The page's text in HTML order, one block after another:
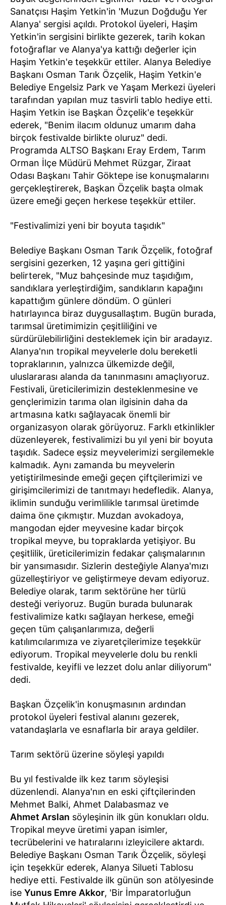
Sanatçısı Haşim Yetkin'in 'Muzun Doğduğu Yer
Alanya' sergisi açıldı. Protokol üyeleri, Haşim
Yetkin'in sergisini birlikte gezerek, tarih kokan
fotoğraflar ve Alanya'ya kattığı değerler için
Haşim Yetkin'e teşekkür ettiler. Alanya Belediye
Başkanı Osman Tarık Özçelik, Haşim Yetkin'e
Belediye Engelsiz Park ve Yaşam Merkezi üyeleri
tarafından yapılan muz tasvirli tablo hediye etti.
Haşim Yetkin ise Başkan Özçelik'e teşekkür
ederek, "Benim ilacım oldunuz umarım daha
birçok festivalde birlikte oluruz" dedi.
Programda ALTSO Başkanı Eray Erdem, Tarım
Orman İlçe Müdürü Mehmet Rüzgar, Ziraat
Odası Başkanı Tahir Göktepe ise konuşmalarını
gerçekleştirerek, Başkan Özçelik başta olmak
üzere emeği geçen herkese teşekkür ettiler.
"Festivalimizi yeni bir boyuta taşıdık"
Belediye Başkanı Osman Tarık Özçelik, fotoğraf
sergisini gezerken, 12 yaşına geri gittiğini
belirterek, "Muz bahçesinde muz taşıdığım,
sandıklara yerleştirdiğim, sandıkların kapağını
kapattığım günlere döndüm. O günleri
hatırlayınca biraz duygusallaştım. Bugün burada,
tarımsal üretimimizin çeşitliliğini ve
sürdürülebilirliğini desteklemek için bir aradayız.
Alanya'nın tropikal meyvelerle dolu bereketli
topraklarının, yalnızca ülkemizde değil,
uluslararası alanda da tanınmasını amaçlıyoruz.
Festivali, üreticilerimizin desteklenmesine ve
gençlerimizin tarıma olan ilgisinin daha da
artmasına katkı sağlayacak önemli bir
organizasyon olarak görüyoruz. Farklı etkinlikler
düzenleyerek, festivalimizi bu yıl yeni bir boyuta
taşıdık. Sadece eşsiz meyvelerimizi sergilemekle
kalmadık. Aynı zamanda bu meyvelerin
yetiştirilmesinde emeği geçen çiftçilerimizi ve
girişimcilerimizi de tanıtmayı hedefledik. Alanya,
iklimin sunduğu verimlilikle tarımsal üretimde
daima öne çıkmıştır. Muzdan avokadoya,
mangodan ejder meyvesine kadar birçok
tropikal meyve, bu topraklarda yetişiyor. Bu
çeşitlilik, üreticilerimizin fedakar çalışmalarının
bir yansımasıdır. Sizlerin desteğiyle Alanya'mızı
güzelleştiriyor ve geliştirmeye devam ediyoruz.
Belediye olarak, tarım sektörüne her türlü
desteği veriyoruz. Bugün burada bulunarak
festivalimize katkı sağlayan herkese, emeği
geçen tüm çalışanlarımıza, değerli
katılımcılarımıza ve ziyaretçilerimize teşekkür
ediyorum. Tropikal meyvelerle dolu bu renkli
festivalde, keyifli ve lezzet dolu anlar diliyorum"
dedi.
Başkan Özçelik'in konuşmasının ardından
protokol üyeleri festival alanını gezerek,
vatandaşlarla ve esnaflarla bir araya geldiler.
Tarım sektörü üzerine söyleşi yapıldı
Bu yıl festivalde ilk kez tarım söyleşisi
düzenlendi. Alanya'nın en eski çiftçilerinden
Mehmet Balki, Ahmet Dalabasmaz ve
Ahmet Arslan söyleşinin ilk gün konukları oldu.
Tropikal meyve üretimi yapan isimler,
tecrübelerini ve hatıralarını izleyicilere aktardı.
Belediye Başkanı Osman Tarık Özçelik, söyleşi
için teşekkür ederek, Alanya Silueti Tablosu
hediye etti. Festivalde ilk günün son atölyesinde
ise Yunus Emre Akkor, 'Bir İmparatorluğun